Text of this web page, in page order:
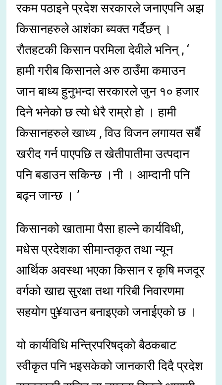
रकम पठाइने प्रदेश सरकारले जनाएपनि अझ
किसानहरुले आशंका ब्यक्त गर्दैछन् ।
रौतहटकी किसान परमिला देवीले भनिन् , ‘
हामी गरीब किसानले अरु ठाउँमा कमाउन
जान बाध्य हुनुभन्दा सरकारले जुन १० हजार
दिने भनेको छ त्यो धेरै राम्रो हो । हामी
किसानहरुले खाध्य , विउ विजन लगायत सर्बै
खरीद गर्न पाएपछि त खेतीपातीमा उत्पदान
पनि बडाउन सकिन्छ ।नी । आम्दानी पनि
बढ्न जान्छ । ’
किसानको खातामा पैसा हाल्ने कार्यविधी,
मधेस प्रदेशका सीमान्तकृत तथा न्यून
आर्थिक अवस्था भएका किसान र कृषि मजदूर
वर्गको खाद्य सुरक्षा तथा गरिबी निवारणमा
सहयोग पु¥याउन बनाइएको जनाईएको छ ।
यो कार्यविधि मन्त्रिपरिषद्को बैठकबाट
स्वीकृत पनि भइसकेको जानकारी दिदै प्रदेश